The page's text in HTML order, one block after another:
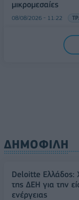
μικρομεσαίες
08/08/2026 - 11:22
5G παντού, 6G
Ελλάδα στη
ΔΗΜΟΦΙΛΗ
Deloitte Ελλάδος:
της ΔΕΗ για την
ενέργειας